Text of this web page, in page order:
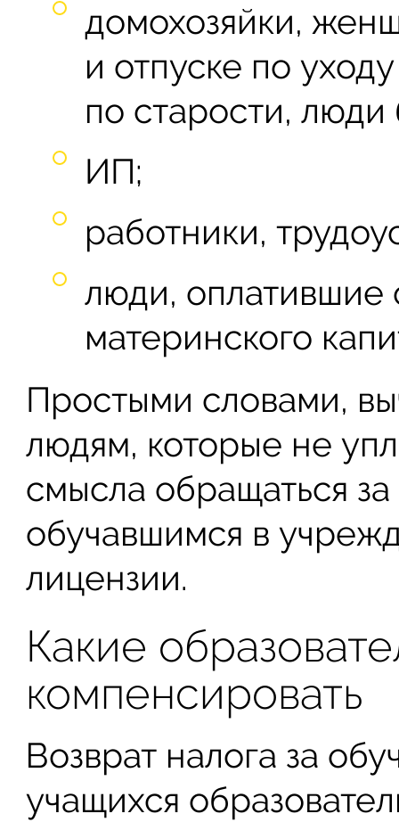
домохозяйки,
и отпуске по
по старости, люди
ИП;
работники,
люди, оплатившие
материнского
Простыми словами,
людям, которые не
смысла обращаться
обучавшимся в
лицензии.
Какие
компенсировать
Возврат налога за
учащихся